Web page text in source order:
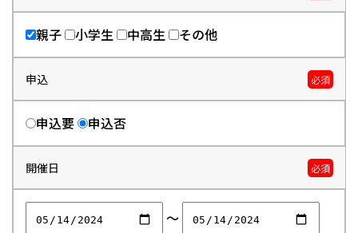
親子 小学生 中高生 その他
申込 必須
申込要 申込否
開催日 必須
～